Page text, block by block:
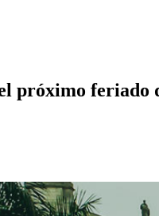
próximo